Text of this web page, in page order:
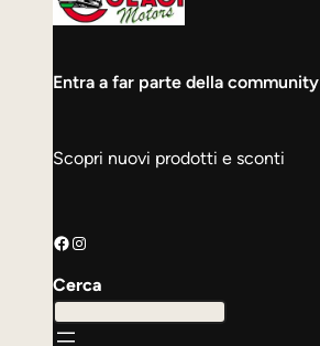
Entra a far parte della community
Scopri nuovi prodotti e sconti
Facebook Instagram
Cerca